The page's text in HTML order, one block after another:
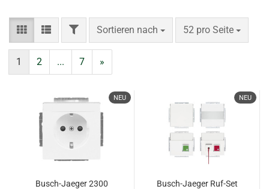
FILTERSortieren nach
Sortieren nach 52 pro Seite
pro Seite
1 2 ... 7 »
NEU
Busch-Jaeger 2300
NEU
Busch-Jaeger Ruf-Set